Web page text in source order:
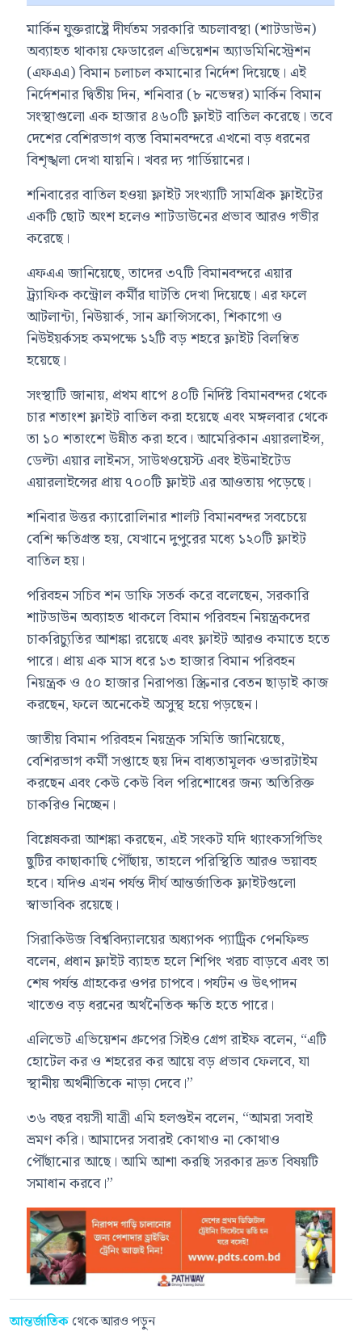
মার্কিন যুক্তরাষ্ট্রে দীর্ঘতম সরকারি অচলাবস্থা (শাটডাউন)
অব্যাহত থাকায় ফেডারেল এভিয়েশন অ্যাডমিনিস্ট্রেশন
(এফএএ) বিমান চলাচল কমানোর নির্দেশ দিয়েছে। এই
নির্দেশনার দ্বিতীয় দিন, শনিবার (৮ নভেম্বর) মার্কিন বিমান
সংস্থাগুলো এক হাজার ৪৬০টি ফ্লাইট বাতিল করেছে। তবে
দেশের বেশিরভাগ ব্যস্ত বিমানবন্দরে এখনো বড় ধরনের
বিশৃঙ্খলা দেখা যায়নি। খবর দ্য গার্ডিয়ানের।
শনিবারের বাতিল হওয়া ফ্লাইট সংখ্যাটি সামগ্রিক ফ্লাইটের
একটি ছোট অংশ হলেও শাটডাউনের প্রভাব আরও গভীর
করেছে।
এফএএ জানিয়েছে, তাদের ৩৭টি বিমানবন্দরে এয়ার
ট্র্যাফিক কন্ট্রোল কর্মীর ঘাটতি দেখা দিয়েছে। এর ফলে
আটলান্টা, নিউয়ার্ক, সান ফ্রান্সিসকো, শিকাগো ও
নিউইয়র্কসহ কমপক্ষে ১২টি বড় শহরে ফ্লাইট বিলম্বিত
হয়েছে।
সংস্থাটি জানায়, প্রথম ধাপে ৪০টি নির্দিষ্ট বিমানবন্দর থেকে
চার শতাংশ ফ্লাইট বাতিল করা হয়েছে এবং মঙ্গলবার থেকে
তা ১০ শতাংশে উন্নীত করা হবে। আমেরিকান এয়ারলাইন্স,
ডেল্টা এয়ার লাইনস, সাউথওয়েস্ট এবং ইউনাইটেড
এয়ারলাইন্সের প্রায় ৭০০টি ফ্লাইট এর আওতায় পড়েছে।
শনিবার উত্তর ক্যারোলিনার শার্লট বিমানবন্দর সবচেয়ে
বেশি ক্ষতিগ্রস্ত হয়, যেখানে দুপুরের মধ্যে ১২০টি ফ্লাইট
বাতিল হয়।
পরিবহন সচিব শন ডাফি সতর্ক করে বলেছেন, সরকারি
শাটডাউন অব্যাহত থাকলে বিমান পরিবহন নিয়ন্ত্রকদের
চাকরিচ্যুতির আশঙ্কা রয়েছে এবং ফ্লাইট আরও কমাতে হতে
পারে। প্রায় এক মাস ধরে ১৩ হাজার বিমান পরিবহন
নিয়ন্ত্রক ও ৫০ হাজার নিরাপত্তা স্ক্রিনার বেতন ছাড়াই কাজ
করছেন, ফলে অনেকেই অসুস্থ হয়ে পড়ছেন।
জাতীয় বিমান পরিবহন নিয়ন্ত্রক সমিতি জানিয়েছে,
বেশিরভাগ কর্মী সপ্তাহে ছয় দিন বাধ্যতামূলক ওভারটাইম
করছেন এবং কেউ কেউ বিল পরিশোধের জন্য অতিরিক্ত
চাকরিও নিচ্ছেন।
বিশ্লেষকরা আশঙ্কা করছেন, এই সংকট যদি থ্যাংকসগিভিং
ছুটির কাছাকাছি পৌঁছায়, তাহলে পরিস্থিতি আরও ভয়াবহ
হবে। যদিও এখন পর্যন্ত দীর্ঘ আন্তর্জাতিক ফ্লাইটগুলো
স্বাভাবিক রয়েছে।
সিরাকিউজ বিশ্ববিদ্যালয়ের অধ্যাপক প্যাট্রিক পেনফিল্ড
বলেন, প্রধান ফ্লাইট ব্যাহত হলে শিপিং খরচ বাড়বে এবং তা
শেষ পর্যন্ত গ্রাহকের ওপর চাপবে। পর্যটন ও উৎপাদন
খাতেও বড় ধরনের অর্থনৈতিক ক্ষতি হতে পারে।
এলিভেট এভিয়েশন গ্রুপের সিইও গ্রেগ রাইফ বলেন, “এটি
হোটেল কর ও শহরের কর আয়ে বড় প্রভাব ফেলবে, যা
স্থানীয় অর্থনীতিকে নাড়া দেবে।”
৩৬ বছর বয়সী যাত্রী এমি হলগুইন বলেন, “আমরা সবাই
ভ্রমণ করি। আমাদের সবারই কোথাও না কোথাও
পৌঁছানোর আছে। আমি আশা করছি সরকার দ্রুত বিষয়টি
সমাধান করবে।”
আন্তর্জাতিক থেকে আরও পড়ুন